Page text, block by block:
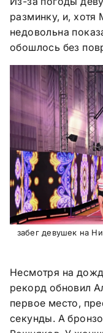
разминку, и, хотя
недовольна
обошлось без
забег девушек на
Несмотря на
рекорд обновил
первое место,
секунды. А